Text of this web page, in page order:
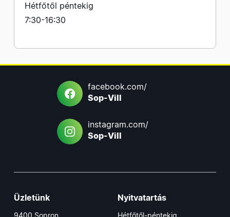
Hétfőtől péntekig
7:30-16:30
facebook.com/
Sop-Vill
instagram.com/
Sop-Vill
Üzletünk
9400 Sopron,
Nyitvatartás
Hétfőtől-péntekig